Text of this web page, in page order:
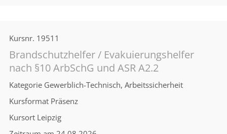
Kursnr. 19511
Brandschutzhelfer / Evakuierungshelfer
nach §10 ArbSchG und ASR A2.2
Kategorie Gewerblich-Technisch, Arbeitssicherheit
Kursformat Präsenz
Kursort Leipzig